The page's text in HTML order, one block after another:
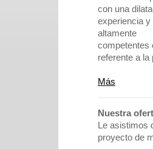
con una
experiencia y
altamente
competentes
referente a la
Más
Nuestra
Le asistimos
proyecto de